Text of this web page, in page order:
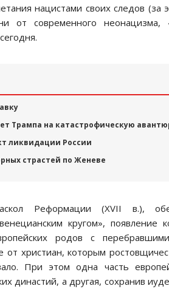
нацистами своих следов (за
от современного неонацизма,
Трампа на катастрофическую
ликвидации России
страстей по Женеве
Реформации (XVII в.),
кругом», появление
родов с
от христиан, которым
При этом одна часть
династий, а другая, сохранив